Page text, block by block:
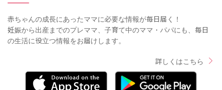
赤ちゃんの成長にあったママに必要な情報が毎日届く！
妊娠から出産までのプレママ、子育て中のママ・パパにも、毎日
の生活に役立つ情報をお届けします。
詳しくはこちら